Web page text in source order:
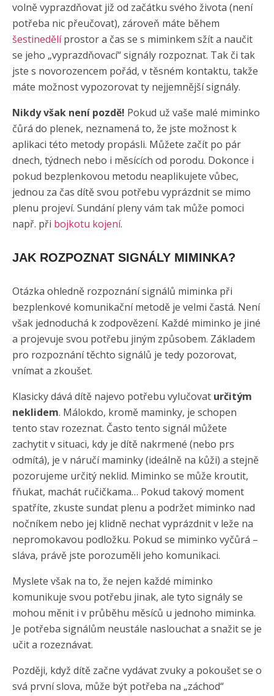
volně vyprazdňovat již od začátku svého života (není
potřeba nic přeučovat), zároveň máte během
šestinedělíprostor a čas se s miminkem sžít a naučit
se jeho „vyprazdňovací“ signály rozpoznat. Tak či tak
jste s novorozencem pořád, v těsném kontaktu, takže
máte možnost vypozorovat ty nejjemnější signály.
Nikdy však není pozdě! Pokud už vaše malé miminko
čůrá do plenek, neznamená to, že jste možnost k
aplikaci této metody propásli. Můžete začít po pár
dnech, týdnech nebo i měsících od porodu. Dokonce i
pokud bezplenkovou metodu neaplikujete vůbec,
jednou za čas dítě svou potřebu vyprázdnit se mimo
plenu projeví. Sundání pleny vám tak může pomoci
např. při bojkotu kojení.
JAK ROZPOZNAT SIGNÁLY MIMINKA?
Otázka ohledně rozpoznání signálů miminka při
bezplenkové komunikační metodě je velmi častá. Není
však jednoduchá k zodpovězení. Každé miminko je jiné
a projevuje svou potřebu jiným způsobem. Základem
pro rozpoznání těchto signálů je tedy pozorovat,
vnímat a zkoušet.
Klasicky dává dítě najevo potřebu vylučovat určitým
neklidem. Málokdo, kromě maminky, je schopen
tento stav rozeznat. Často tento signál můžete
zachytit v situaci, kdy je dítě nakrmené (nebo prs
odmítá), je v náručí maminky (ideálně na kůži) a stejně
pozorujeme určitý neklid. Miminko se může kroutit,
fňukat, machát ručičkama… Pokud takový moment
spatříte, zkuste sundat plenu a podržet miminko nad
nočníkem nebo jej klidně nechat vyprázdnit v leže na
nepromokavou podložku. Pokud se miminko vyčůrá –
sláva, právě jste porozuměli jeho komunikaci.
Myslete však na to, že nejen každé miminko
komunikuje svou potřebu jinak, ale tyto signály se
mohou měnit i v průběhu měsíců u jednoho miminka.
Je potřeba signálům neustále naslouchat a snažit se je
učit a rozeznávat.
Později, když dítě začne vydávat zvuky a pokoušet se o
svá první slova, může být potřeba na „záchod“